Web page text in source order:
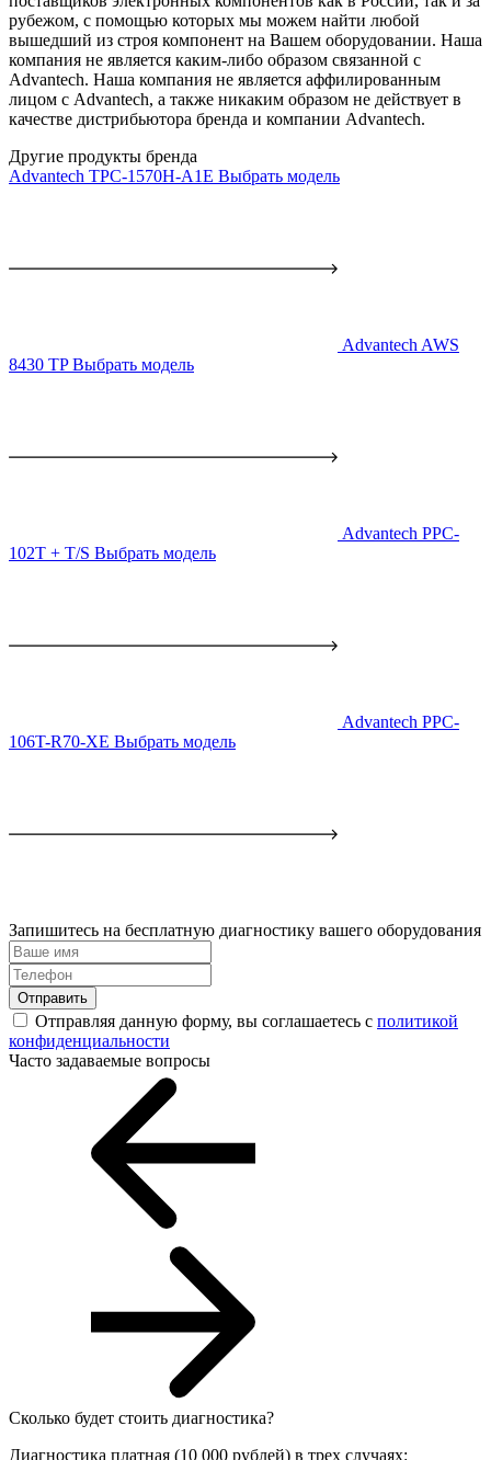
рубежом, с помощью которых мы можем найти любой
вышедший из строя компонент на Вашем оборудовании. Наша
компания не является каким-либо образом связанной с
Advantech. Наша компания не является аффилированным
лицом с Advantech, а также никаким образом не действует в
качестве дистрибьютора бренда и компании Advantech.
Другие продукты бренда
Advantech TPC-1570H-A1E Выбрать модель
Advantech AWS
8430 TP Выбрать модель
Advantech PPC-
102T + T/S Выбрать модель
Advantech PPC-
106T-R70-XE Выбрать модель
Запишитесь на бесплатную диагностику вашего оборудования
Отправить
Отправляя данную форму, вы соглашаетесь с политикой
конфиденциальности
Часто задаваемые вопросы
Сколько будет стоить диагностика?
Диагностика платная (10 000 рублей) в трех случаях: